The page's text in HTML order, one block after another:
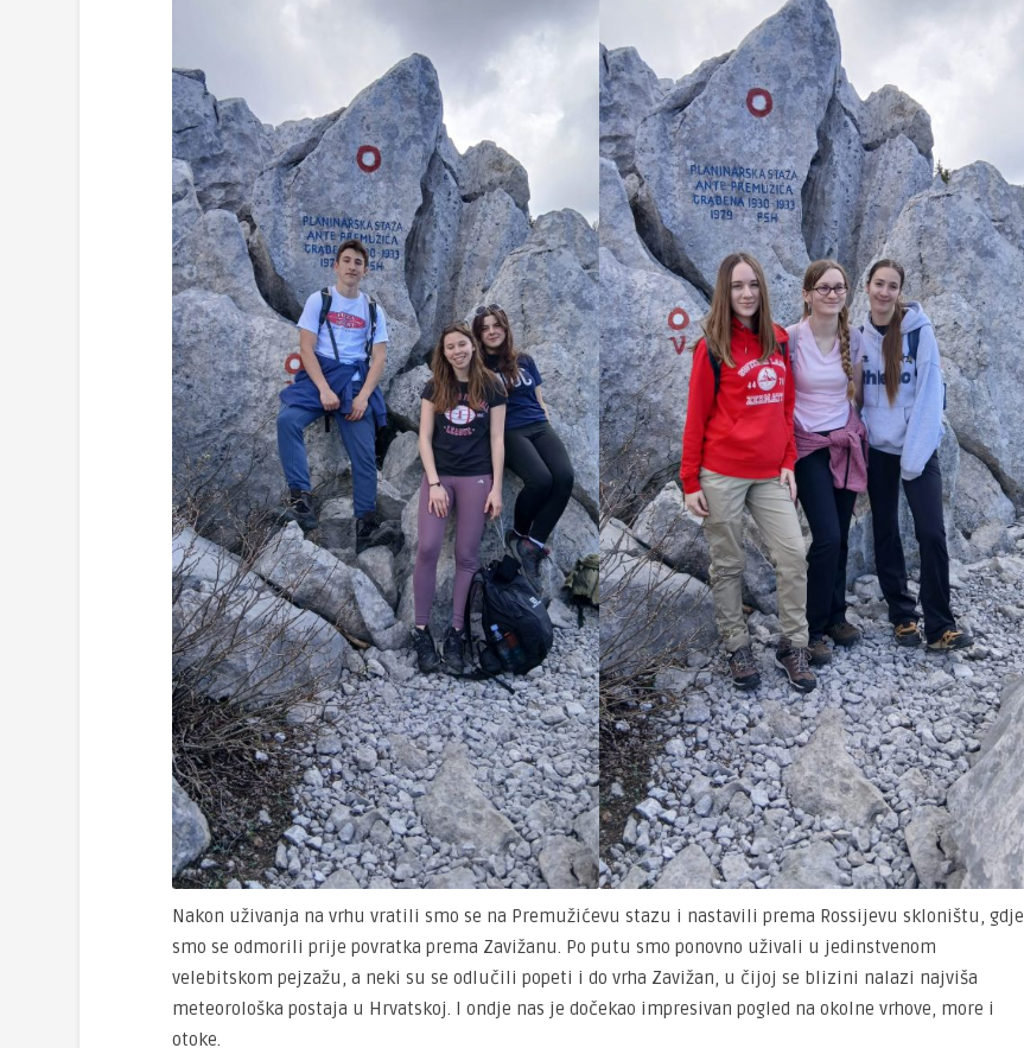
Nakon uživanja na vrhu vratili smo se na Premužićevu stazu i nastavili prema Rossijevu skloništu, gdje
smo se odmorili prije povratka prema Zavižanu. Po putu smo ponovno uživali u jedinstvenom
velebitskom pejzažu, a neki su se odlučili popeti i do vrha Zavižan, u čijoj se blizini nalazi najviša
meteorološka postaja u Hrvatskoj. I ondje nas je dočekao impresivan pogled na okolne vrhove, more i
otoke.